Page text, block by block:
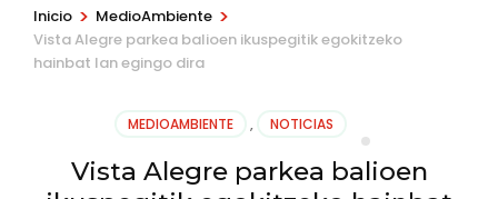
Inicio > MedioAmbiente >
Vista Alegre parkea balioen ikuspegitik egokitzeko
hainbat lan egingo dira
MEDIOAMBIENTE , NOTICIAS
Vista Alegre parkea balioen